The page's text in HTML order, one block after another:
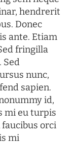
hendrerit
Donec
ante. Etiam
fringilla
Sed
nunc,
sapien.
id,
mi eu turpis
orci
mi